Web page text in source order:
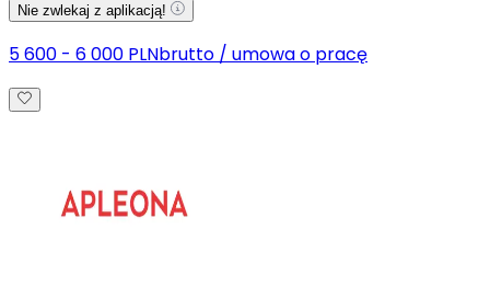
Nie zwlekaj z aplikacją!
5 600 - 6 000 PLNbrutto / umowa o pracę